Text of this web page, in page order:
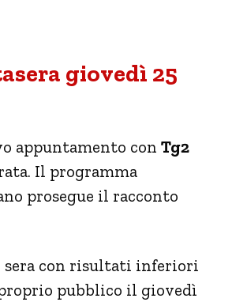
giovedì 25
appuntamento con Tg2
Il programma
prosegue il racconto
sera con risultati inferiori
pubblico il giovedì